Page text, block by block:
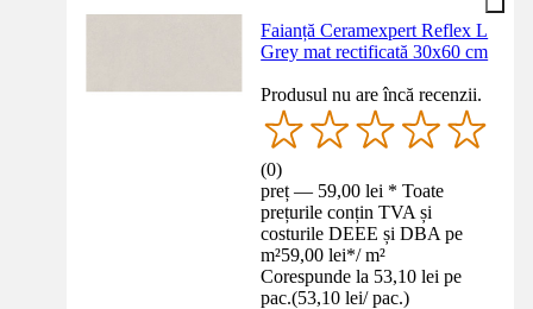
Faianță Ceramexpert Reflex L
Grey mat rectificată 30x60 cm
Produsul nu are încă recenzii.
(0)
preț — 59,00 lei * Toate
prețurile conțin TVA și
costurile DEEE și DBA pe
m²59,00 lei*/ m²
Corespunde la 53,10 lei pe
pac.(53,10 lei/ pac.)